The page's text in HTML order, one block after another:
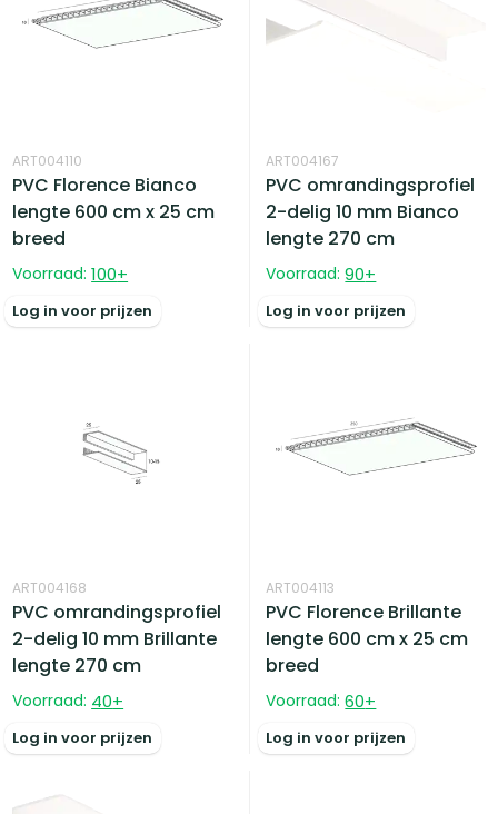
ART004110
PVC Florence Bianco
lengte 600 cm x 25 cm
breed
Voorraad: 100+
Log in voor prijzen
ART004167
PVC omrandingsprofiel
2-delig 10 mm Bianco
lengte 270 cm
Voorraad: 90+
Log in voor prijzen
ART004168
PVC omrandingsprofiel
2-delig 10 mm Brillante
lengte 270 cm
Voorraad: 40+
Log in voor prijzen
ART004113
PVC Florence Brillante
lengte 600 cm x 25 cm
breed
Voorraad: 60+
Log in voor prijzen